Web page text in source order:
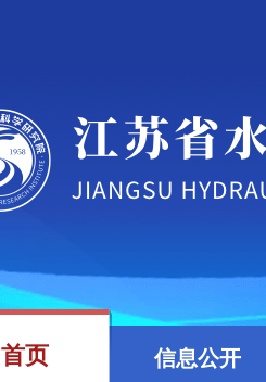
首页 信息公开